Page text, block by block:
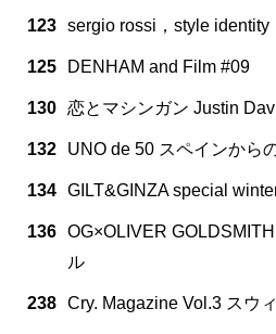
123 sergio rossi，style identity
125 DENHAM and Film #09
130 恋とマシンガン Justin
132 UNO de 50 スペインから
134 GILT&GINZA special
136 OG×OLIVER
ル
238 Cry. Magazine Vol.3 スウ